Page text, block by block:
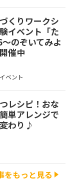
くりワークシ
イベント「た
のぞいてみよ
催中
ベント
レシピ！おな
単アレンジで
わり♪
をもっと見る